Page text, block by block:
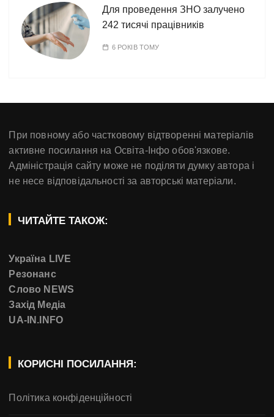
Для проведення ЗНО залучено
242 тисячі працівників
6 РОКІВ ТОМУ
При повному або частковому відтворенні матеріалів
активне посилання на Освіта-Інфо обов'язкове.
Адміністрація сайту може не поділяти думку автора і
не несе відповідальності за авторські матеріали.
ЧИТАЙТЕ ТАКОЖ:
Україна LIVE
Резонанс
Слово NEWS
Захід Медіа
UA-IN.INFO
КОРИСНІ ПОСИЛАННЯ:
Політика конфіденційності